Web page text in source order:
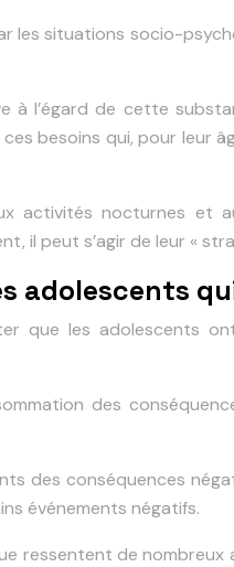
les situations socio-
à l’égard de cette
besoins qui, pour leur
activités nocturnes et
il peut s’agir de leur «
adolescents
que les adolescents
des
des conséquences
événements négatifs.
ressentent de